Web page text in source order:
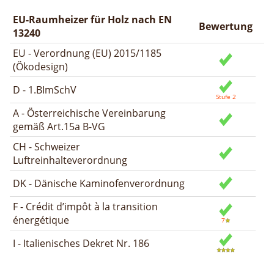
EU-Raumheizer für Holz nach EN
13240
Bewertung
EU - Verordnung (EU) 2015/1185
(Ökodesign)
D - 1.BImSchV
A - Österreichische Vereinbarung
gemäß Art.15a B-VG
CH - Schweizer
Luftreinhalteverordnung
DK - Dänische Kaminofenverordnung
F - Crédit d’impôt à la transition
énergétique
I - Italienisches Dekret Nr. 186